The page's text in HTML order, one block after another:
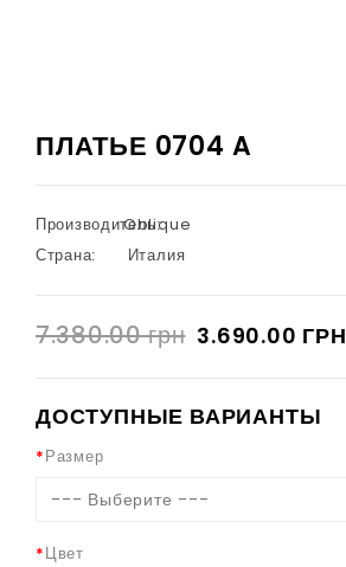
ПЛАТЬЕ 0704 A
Производитель:
Oblique
Страна:
Италия
7.380.00 грн 3.690.00 ГРН
ДОСТУПНЫЕ ВАРИАНТЫ
Размер
--- Выберите ---
Цвет